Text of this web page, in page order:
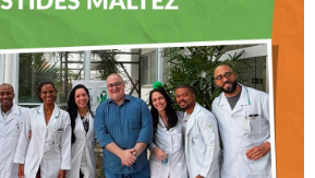
7 LEVA EDUCAÇÃO
AOS
DAS UTIs
ARISTIDES
MALTEZ